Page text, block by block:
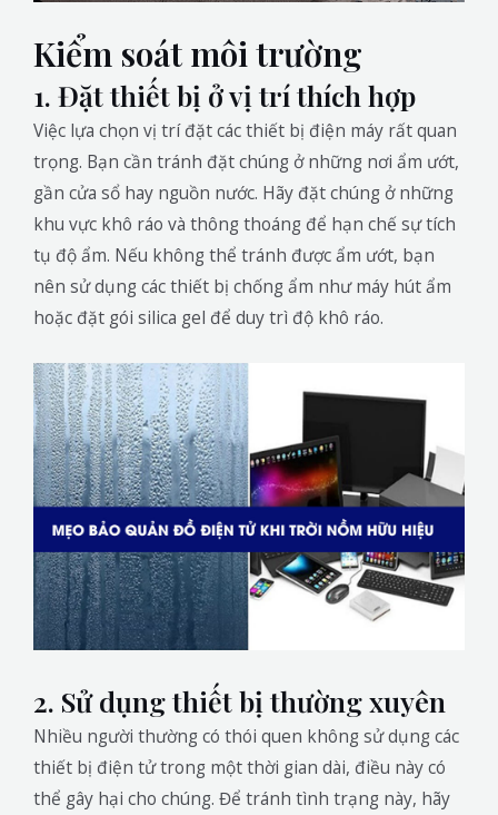
Kiểm soát môi trường
1. Đặt thiết bị ở vị trí thích hợp
Việc lựa chọn vị trí đặt các thiết bị điện máy rất quan
trọng. Bạn cần tránh đặt chúng ở những nơi ẩm ướt,
gần cửa sổ hay nguồn nước. Hãy đặt chúng ở những
khu vực khô ráo và thông thoáng để hạn chế sự tích
tụ độ ẩm. Nếu không thể tránh được ẩm ướt, bạn
nên sử dụng các thiết bị chống ẩm như máy hút ẩm
hoặc đặt gói silica gel để duy trì độ khô ráo.
2. Sử dụng thiết bị thường xuyên
Nhiều người thường có thói quen không sử dụng các
thiết bị điện tử trong một thời gian dài, điều này có
thể gây hại cho chúng. Để tránh tình trạng này, hãy